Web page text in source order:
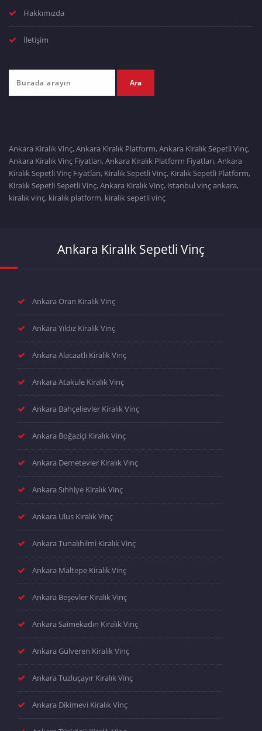
Hakkımızda
İletişim
Ankara Kiralık Vinç, Ankara Kiralık Platform, Ankara Kiralık Sepetli Vinç,
Ankara Kiralık Vinç Fiyatları, Ankara Kiralık Platform Fiyatları, Ankara
Kiralık Sepetli Vinç Fiyatları, Kiralık Sepetli Vinç, Kiralık Sepetli Platform,
Kiralık Sepetli Sepetli Vinç, Ankara Kiralık Vinç, istanbul vinç ankara,
kiralık vinç, kiralık platform, kiralık sepetli vinç
Ankara Kiralık Sepetli Vinç
Ankara Oran Kiralık Vinç
Ankara Yıldız Kiralık Vinç
Ankara Alacaatlı Kiralık Vinç
Ankara Atakule Kiralık Vinç
Ankara Bahçelievler Kiralık Vinç
Ankara Boğaziçi Kiralık Vinç
Ankara Demetevler Kiralık Vinç
Ankara Sıhhiye Kiralık Vinç
Ankara Ulus Kiralık Vinç
Ankara Tunalıhilmi Kiralık Vinç
Ankara Maltepe Kiralık Vinç
Ankara Beşevler Kiralık Vinç
Ankara Saimekadın Kiralık Vinç
Ankara Gülveren Kiralık Vinç
Ankara Tuzluçayır Kiralık Vinç
Ankara Dikimevi Kiralık Vinç